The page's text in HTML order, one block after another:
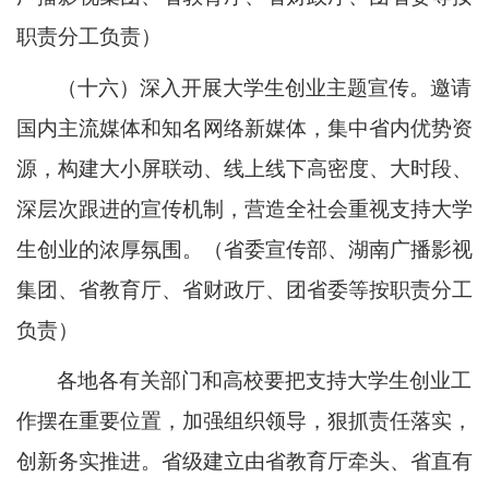
职责分工负责）
（十六）深入开展大学生创业主题宣传。邀请
国内主流媒体和知名网络新媒体，集中省内优势资
源，构建大小屏联动、线上线下高密度、大时段、
深层次跟进的宣传机制，营造全社会重视支持大学
生创业的浓厚氛围。（省委宣传部、湖南广播影视
集团、省教育厅、省财政厅、团省委等按职责分工
负责）
各地各有关部门和高校要把支持大学生创业工
作摆在重要位置，加强组织领导，狠抓责任落实，
创新务实推进。省级建立由省教育厅牵头、省直有